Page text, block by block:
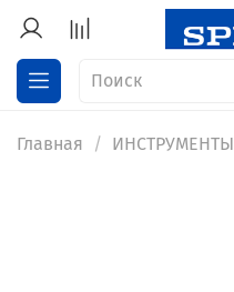
Главная ИНСТРУМЕНТЫ